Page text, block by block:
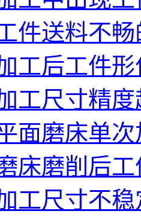
件送料不
工后工件
工尺寸精
面磨床单
床磨削后
工尺寸不